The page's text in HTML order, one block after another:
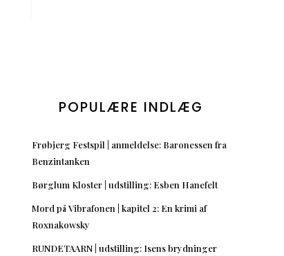
POPULÆRE INDLÆG
Frøbjerg Festspil | anmeldelse: Baronessen fra
Benzintanken
Børglum Kloster | udstilling: Esben Hanefelt
Mord på Vibrafonen | kapitel 2: En krimi af
Roxnakowsky
RUNDETAARN | udstilling: Isens brydninger